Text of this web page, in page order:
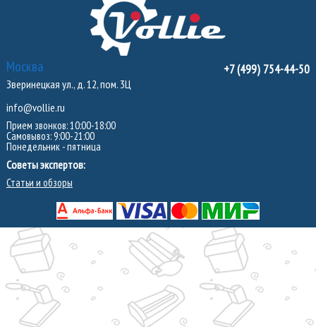
Москва
Зверинецкая ул., д. 12, пом. 3Ц
info@vollie.ru
Прием звонков: 10:00-18:00
Самовывоз: 9:00-21:00
Понедельник - пятница
Советы экспертов:
Статьи и обзоры
+7 (499) 754-44-50